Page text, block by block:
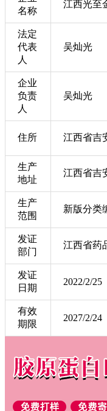
名称
江西光至
法定
代表
人
吴灿光
企业
负责
人
吴灿光
住所 江西省吉
生产
地址
江西省吉
生产
范围
新版分类
发证
部门
江西省药
发证
日期
2022/2/25
有效
期限
2027/2/24